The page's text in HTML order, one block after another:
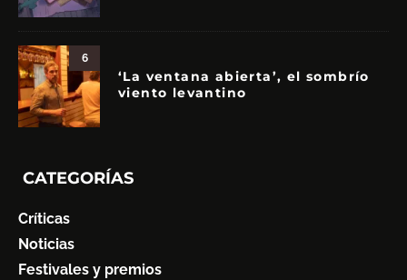
6
‘La ventana abierta’, el sombrío
viento levantino
CATEGORÍAS
Críticas
Noticias
Festivales y premios